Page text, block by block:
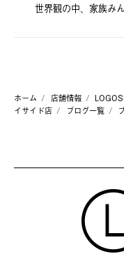
世界観の中、家族み
ホーム 店舗情報
イサイド店
ブログ一覧